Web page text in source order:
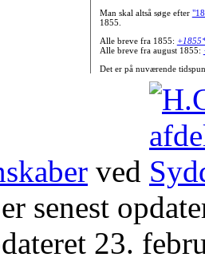
Man skal altså søge efter
1855.
Alle breve fra 1855:
Alle breve fra august 1855:
Det er på nuværende
ved
senest
23.